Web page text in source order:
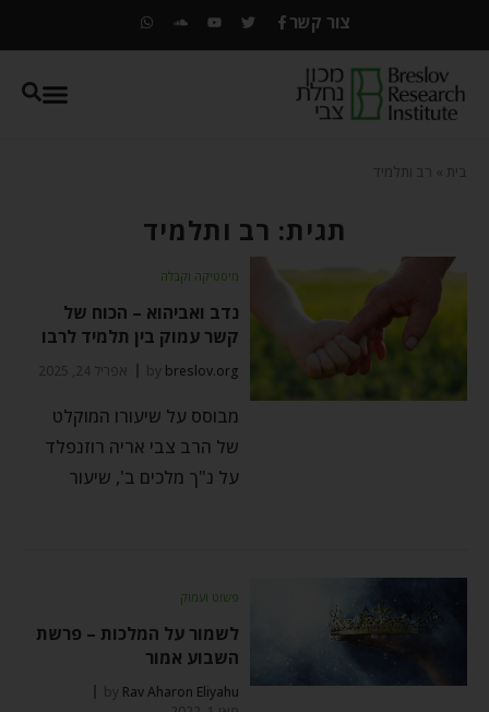
צור קשר
בית רב ותלמיד
תגית: רב ותלמיד
מיסטיקה וקבלה
נדב ואביהוא – הכוח של
קשר עמוק בין תלמיד לרבו
by breslov.org אפריל 24, 2025
מבוסס על שיעורו המוקלט
של הרב צבי אריה רוזנפלד
על נ"ך מלכים ב', שיעור
פשוט ועמוק
לשמור על המלכות – פרשת
השבוע אמור
by Rav Aharon Eliyahu